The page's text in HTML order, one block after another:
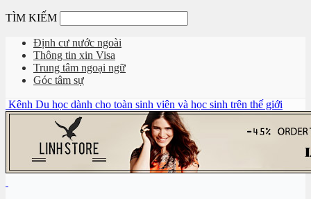
TÌM KIẾM
Định cư nước ngoài
Thông tin xin Visa
Trung tâm ngoại ngữ
Góc tâm sự
Kênh Du học dành cho toàn sinh viên và học sinh trên thế giới